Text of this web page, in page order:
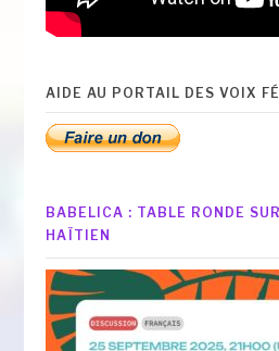
AIDE AU PORTAIL DES VOIX
BABELICA : TABLE RONDE
HAÏTIEN